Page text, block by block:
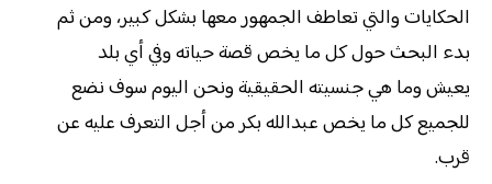
الحكايات والتي تعاطف الجمهور معها بشكل كبير، ومن ثم
بدء البحث حول كل ما يخص قصة حياته وفي أي بلد
يعيش وما هي جنسيته الحقيقية ونحن اليوم سوف نضع
للجميع كل ما يخص عبدالله بكر من أجل التعرف عليه عن
قرب.